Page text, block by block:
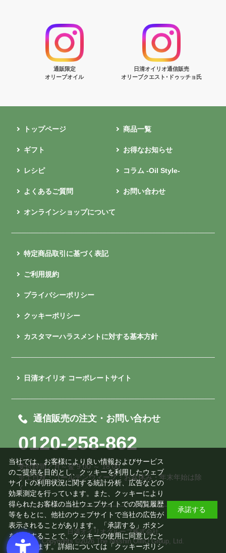
通販限定
オリーブオイル
日清オイリオ通信販売
オリーブクエスト･ドゥッチョ氏
トップページ 商品一覧
ギフト お得なお知らせ
レシピ コラム -Oil Style-
よくあるご質問 お問い合わせ
オンラインショップについて
特定商品取引に基づく表記
ご利用規約
プライバシーポリシー
クッキーポリシー
カスタマーハラスメントに対する基本方針
日清オイリオ コーポレートサイト
通信販売の注文・お問い合わせ
0120-258-862
受付時間／月～金 9:00 ～ 18:00
※土日祝・ゴールデンウィーク・お盆休み・年末年始は除
く
日清オイリオグループ株式会社
Copyrights ©2026 The Nisshin OilliO Group, Ltd.
当社では、お客様により良い情報およびサービス
のご提供を目的とし、クッキーを利用したウェブ
サイトの利用状況に関する統計分析、広告などの
効果測定を行っています。また、クッキーにより
得られたお客様の当社ウェブサイトでの閲覧履歴
等をもとに、他社のウェブサイトで当社の広告が
表示されることがあります。「承諾する」ボタン
を押下することで、クッキーの使用に同意したと
みなされます。詳細については「クッキーポリシ
承諾する